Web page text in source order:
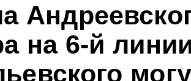
на 6-й